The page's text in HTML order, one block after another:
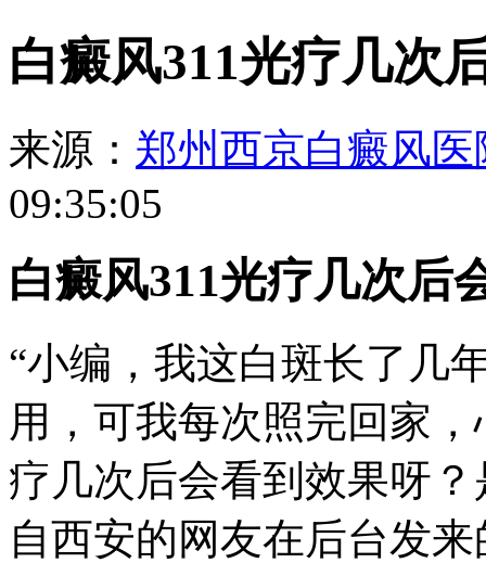
白癜风311光疗几次
来源： 郑州西京白癜风医
09:35:05
白癜风311光疗几次后
“小编，我这白斑长了几
用，可我每次照完回家
疗几次后会看到效果呀
自西安的网友在后台发